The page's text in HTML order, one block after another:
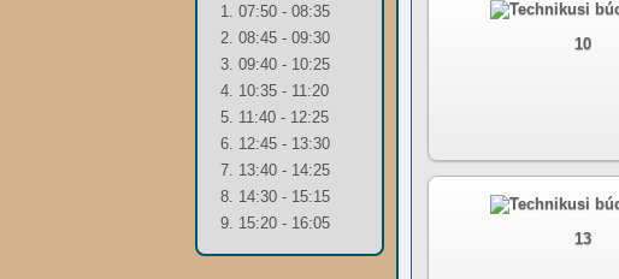
1. 07:50 - 08:35
2. 08:45 - 09:30
3. 09:40 - 10:25
4. 10:35 - 11:20
5. 11:40 - 12:25
6. 12:45 - 13:30
7. 13:40 - 14:25
8. 14:30 - 15:15
9. 15:20 - 16:05
10
13